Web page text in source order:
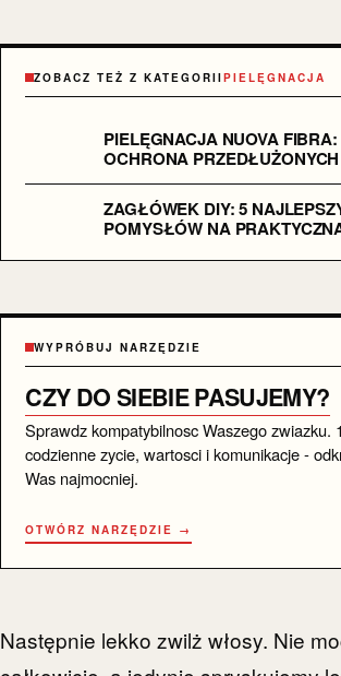
ZOBACZ TEŻ Z KATEGORIIPIELĘGNACJA
PIELĘGNACJA NUOVA FIBRA:
OCHRONA
ZAGŁÓWEK DIY: 5
POMYSŁÓW NA
WYPRÓBUJ NARZĘDZIE
CZY DO SIEBIE PASUJEMY?
Sprawdz kompatybilnosc Waszego zwiazku.
codzienne zycie, wartosci i komunikacje -
Was najmocniej.
OTWÓRZ NARZĘDZIE →
Następnie lekko zwilż włosy. Nie